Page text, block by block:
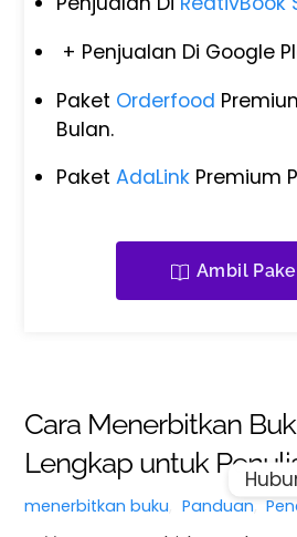
+ Penjualan Di Google
Paket Orderfood
Bulan.
Paket AdaLinkPremium
Ambil
Cara Menerbitkan
Lengkap untuk
menerbitkan buku Panduan